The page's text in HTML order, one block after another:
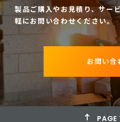
製品ご購入やお見積り、サー
軽にお問い合わせください。
お問い合
PAGE